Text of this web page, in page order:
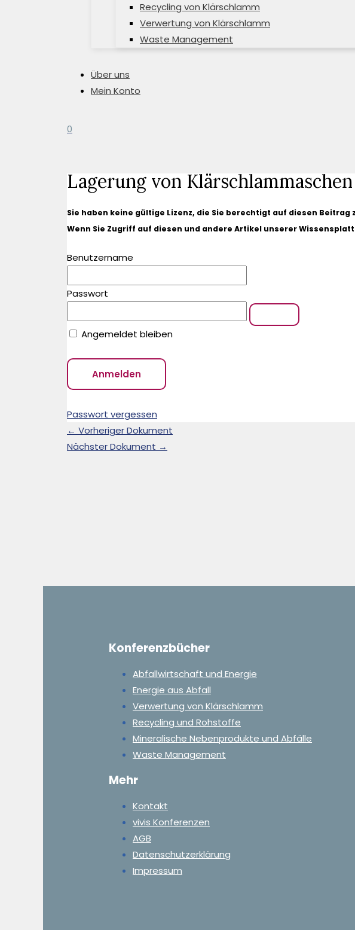
Recycling von Klärschlamm
Verwertung von Klärschlamm
Waste Management
Über uns
Mein Konto
0
Lagerung von
Sie haben keine gültige Lizenz, die Sie berechtigt auf diesen Beitrag
Wenn Sie Zugriff auf diesen und andere Artikel unserer
Benutzername
Passwort
Angemeldet bleiben
Passwort vergessen
← Vorheriger Dokument
Nächster Dokument →
Konferenzbücher
Abfallwirtschaft und Energie
Energie aus Abfall
Verwertung von Klärschlamm
Recycling und Rohstoffe
Mineralische Nebenprodukte und Abfälle
Waste Management
Mehr
Kontakt
vivis Konferenzen
AGB
Datenschutzerklärung
Impressum